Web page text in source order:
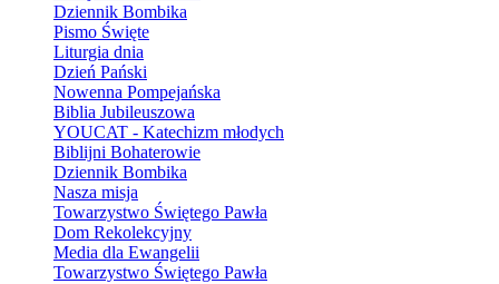
Dziennik Bombika
Pismo Święte
Liturgia dnia
Dzień Pański
Nowenna Pompejańska
Biblia Jubileuszowa
YOUCAT - Katechizm młodych
Biblijni Bohaterowie
Dziennik Bombika
Nasza misja
Towarzystwo Świętego Pawła
Dom Rekolekcyjny
Media dla Ewangelii
Towarzystwo Świętego Pawła